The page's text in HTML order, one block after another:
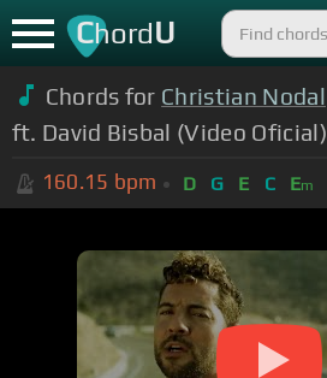
ChordU
Chords for Christian Nodal
ft. David Bisbal (Video Oficial)
160.15 bpm D G E C Em